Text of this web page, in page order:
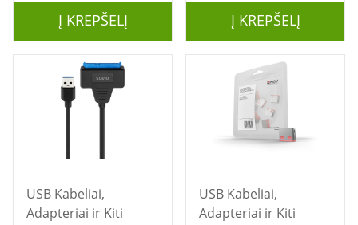
Į KREPŠELĮ
diskamsĮ KREPŠELĮ
USB Kabeliai,
Adapteriai ir Kiti
USB Kabeliai,
Adapteriai ir Kiti